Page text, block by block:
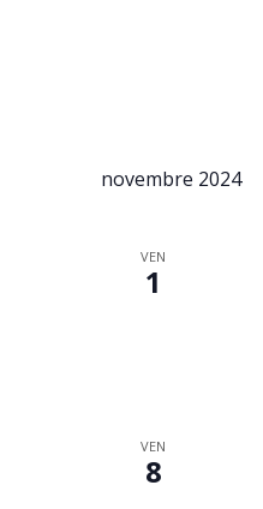
novembre 2024
VEN
1
VEN
8